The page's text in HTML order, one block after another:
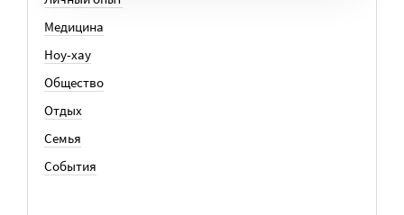
Медицина
Ноу-хау
Общество
Отдых
Семья
События